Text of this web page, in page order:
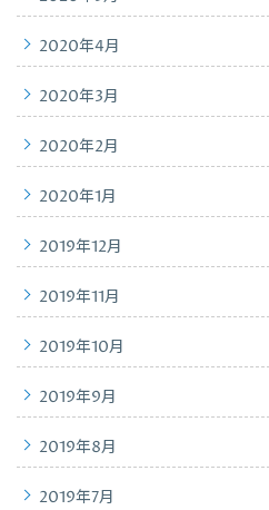
2020年4月
2020年3月
2020年2月
2020年1月
2019年12月
2019年11月
2019年10月
2019年9月
2019年8月
2019年7月